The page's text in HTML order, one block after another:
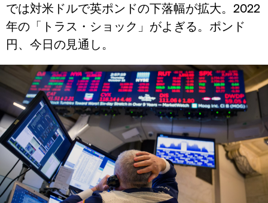
では対米ドルで英ポンドの下落幅が拡大。2022
年の「トラス・ショック」がよぎる。ポンド
円、今日の見通し。